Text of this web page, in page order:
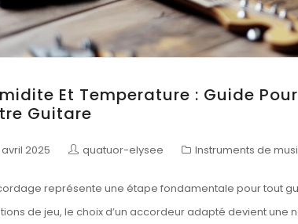
Et Temperature : Guide
Guitare
avril 2025 quatuor-elysee Instruments de
représente une étape fondamentale pour tout
de jeu, le choix d’un accordeur adapté devient